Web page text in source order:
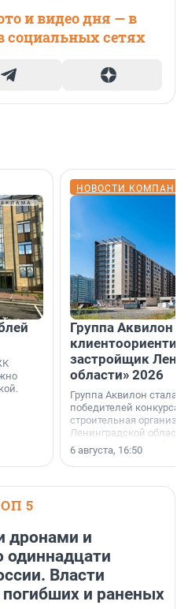
и видео дня — в
социальных сетях
НОВОСТИ
Группа Аквилон
застройщик
области» 2026
Группа Аквилон стала
победителей конкурса
строительная
Ленинградской области
номинации «Самый
застройщик
области».
6 августа, 16:50
5
дронами и
одиннадцати
Власти
и раненых